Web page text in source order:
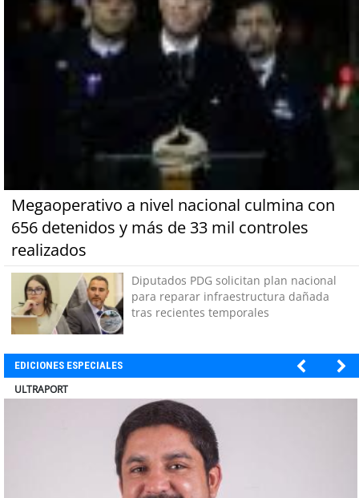
Megaoperativo a nivel nacional culmina con
656 detenidos y más de 33 mil controles
realizados
Diputados PDG solicitan plan nacional
para reparar infraestructura dañada
tras recientes temporales
EDICIONES ESPECIALES
ULTRAPORT